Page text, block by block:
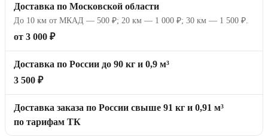
Доставка по Московской области
До 10 км от МКАД — 500 ₽; 20 км — 1 000 ₽; 30 км — 1 500 ₽.
от 3 000 ₽
Доставка по России до 90 кг и 0,9 м³
3 500 ₽
Доставка заказа по России свыше 91 кг и 0,91 м³
по тарифам ТК